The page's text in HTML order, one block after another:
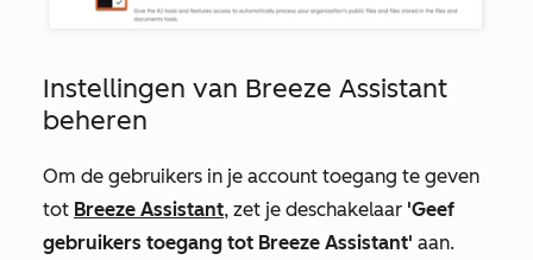
Instellingen van Breeze Assistant
beheren
Om de gebruikers in je account toegang te geven
tot Breeze Assistant, zet je deschakelaar 'Geef
gebruikers toegang tot Breeze Assistant' aan.